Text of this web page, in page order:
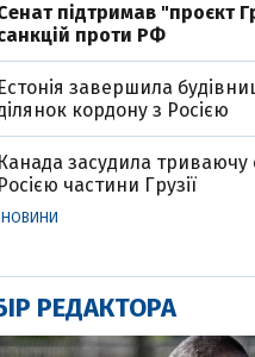
підтримав "проєкт
проти РФ
Естонія завершила
кордону з Росією
Канада засудила триваючу
Росією частини Грузії
НОВИНИ
РЕДАКТОРА